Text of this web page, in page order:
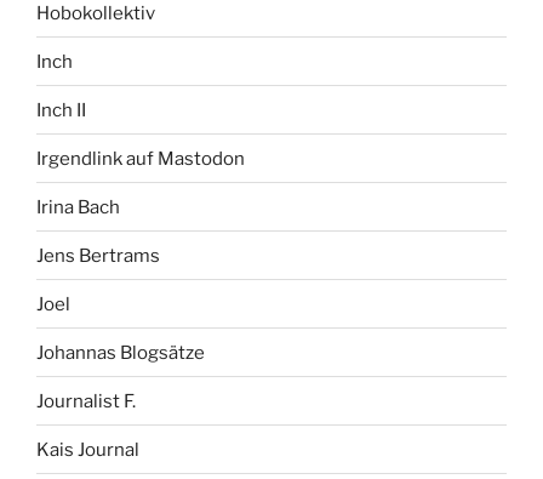
Hobokollektiv
Inch
Inch II
Irgendlink auf Mastodon
Irina Bach
Jens Bertrams
Joel
Johannas Blogsätze
Journalist F.
Kais Journal